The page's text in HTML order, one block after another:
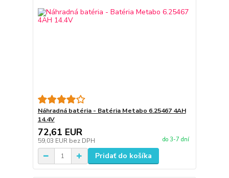
Náhradná batéria - Batéria Metabo 6.25467 4AH
14.4V
72,61 EUR
59,03 EUR bez DPH do 3-7 dní
Pridať do košíka